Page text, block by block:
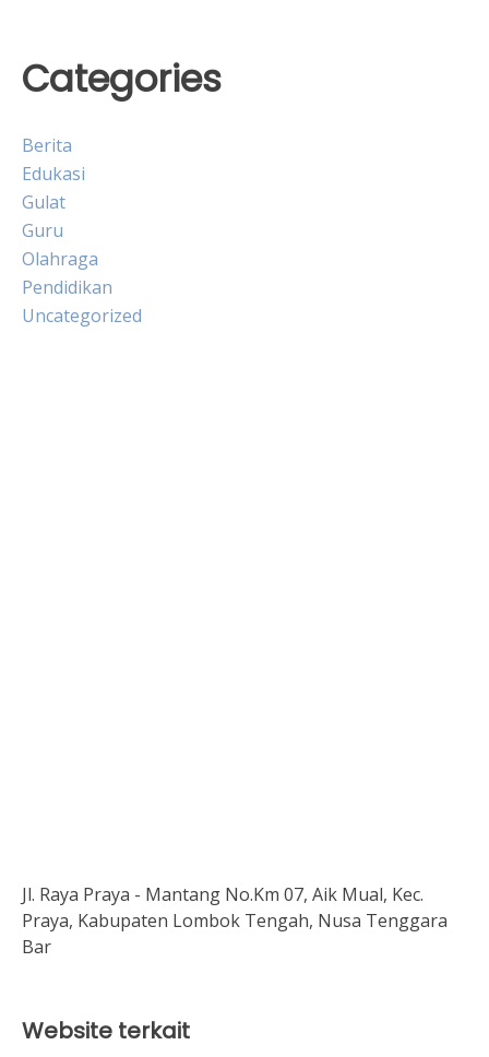
Categories
Berita
Edukasi
Gulat
Guru
Olahraga
Pendidikan
Uncategorized
Jl. Raya Praya - Mantang No.Km 07, Aik Mual, Kec.
Praya, Kabupaten Lombok Tengah, Nusa Tenggara
Bar
Website terkait